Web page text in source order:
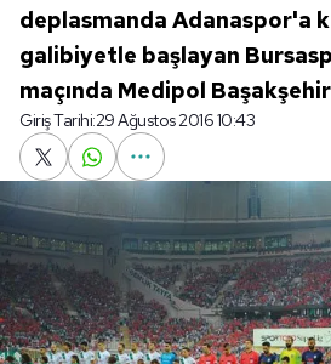
deplasmanda Adanaspor'a
galibiyetle başlayan
maçında Medipol
Giriş Tarihi:29 Ağustos 2016 10:43